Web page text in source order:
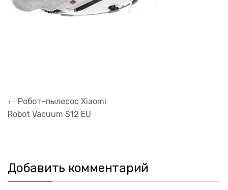
Навигация
по
← Робот-пылесос Xiaomi
Robot Vacuum S12 EU
Добавить комментарий